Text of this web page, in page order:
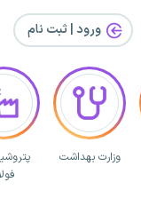
ورود | ثبت‌ نام
وزارت بهداشت